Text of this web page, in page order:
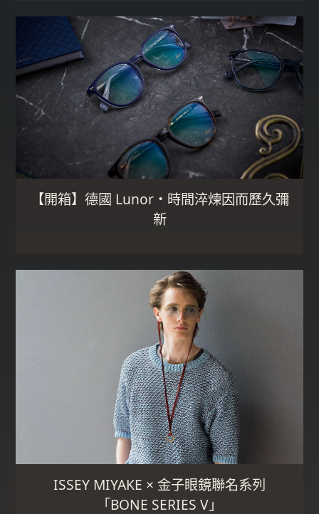
【開箱】德國 Lunor・時間淬煉因而歷久彌
新
ISSEY MIYAKE × 金子眼鏡聯名系列
「BONE SERIES V」